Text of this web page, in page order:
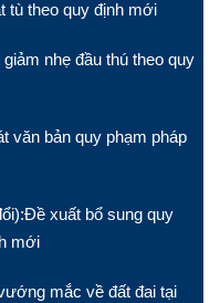
tù theo quy định mới
nhẹ đầu thú theo quy
văn bản quy phạm pháp
xuất bổ sung quy
mới
mắc về đất đai tại